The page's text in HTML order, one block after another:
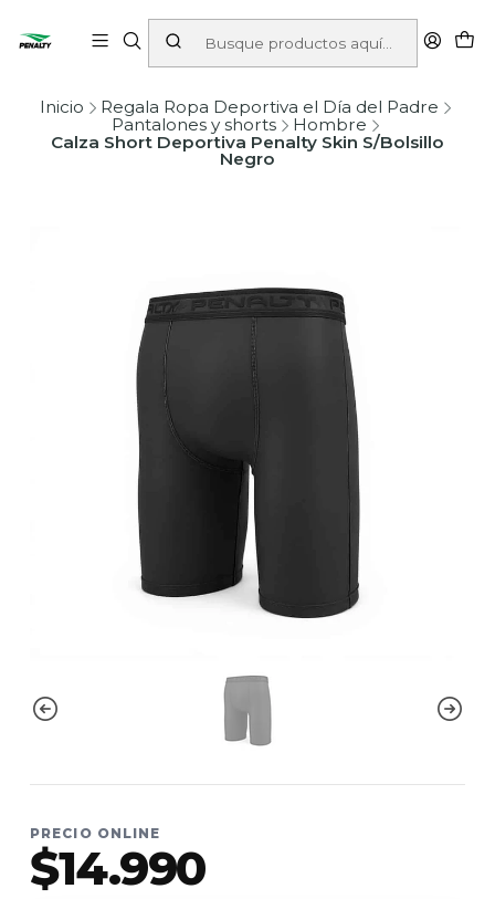
Inicio
Regala Ropa Deportiva el Día del Padre
Pantalones y shorts
Hombre
Calza Short Deportiva Penalty Skin S/Bolsillo
Negro
PRECIO ONLINE
$14.990